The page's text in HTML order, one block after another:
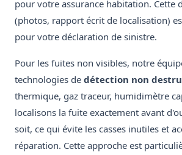
pour votre assurance habitation. Cette
(photos, rapport écrit de localisation)
pour votre déclaration de sinistre.
Pour les fuites non visibles, notre
technologies de détection non
thermique, gaz traceur, humidimètre
localisons la fuite exactement avant
soit, ce qui évite les casses inutiles et
réparation. Cette approche est